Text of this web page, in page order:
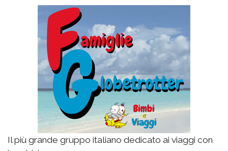
Il più grande gruppo italiano dedicato ai viaggi con